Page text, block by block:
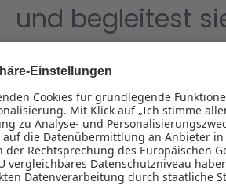
und begleitest
Schau dir zum Start am besten die
loslegen zu können:
Allgemeine Übersicht